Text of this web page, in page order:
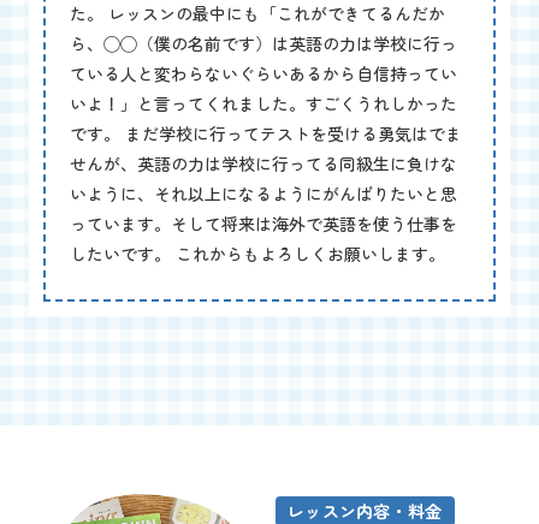
た。 レッスンの最中にも「これができてるんだか
ら、◯◯（僕の名前です）は英語の力は学校に行っ
ている人と変わらないぐらいあるから自信持ってい
いよ！」と言ってくれました。すごくうれしかった
です。 まだ学校に行ってテストを受ける勇気はでま
せんが、英語の力は学校に行ってる同級生に負けな
いように、それ以上になるようにがんばりたいと思
っています。そして将来は海外で英語を使う仕事を
したいです。 これからもよろしくお願いします。
レッスン内容・料金